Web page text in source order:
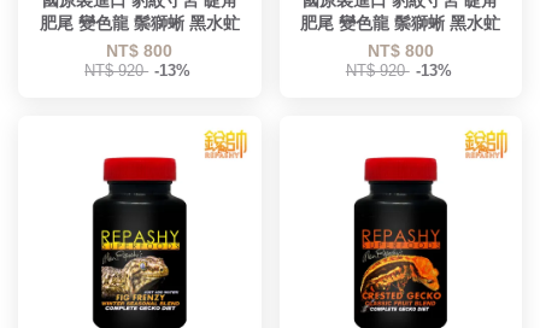
肥尾 變色龍 鬃獅蜥 黑水虻
NT$ 800
NT$ 920 -13%
肥尾 變色龍 鬃獅蜥 黑水虻
NT$ 800
NT$ 920 -13%